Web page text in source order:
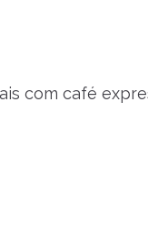
com café